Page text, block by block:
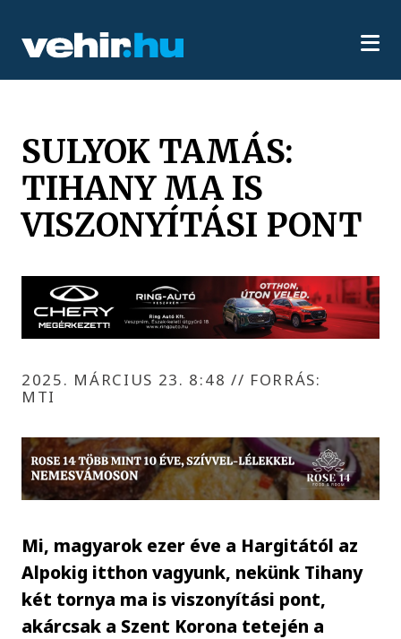
SULYOK TAMÁS:
TIHANY MA IS
VISZONYÍTÁSI PONT
2025. MÁRCIUS 23. 8:48 // FORRÁS:
MTI
Mi, magyarok ezer éve a Hargitától az
Alpokig itthon vagyunk, nekünk Tihany
két tornya ma is viszonyítási pont,
akárcsak a Szent Korona tetején a